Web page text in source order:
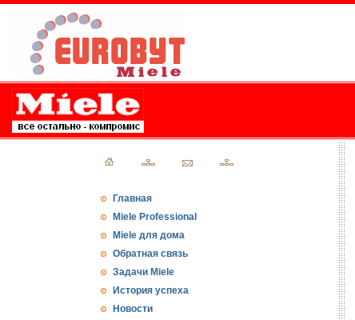
Главная
Miele Professional
Miele для дома
Обратная связь
Задачи Miele
История успеха
Новости